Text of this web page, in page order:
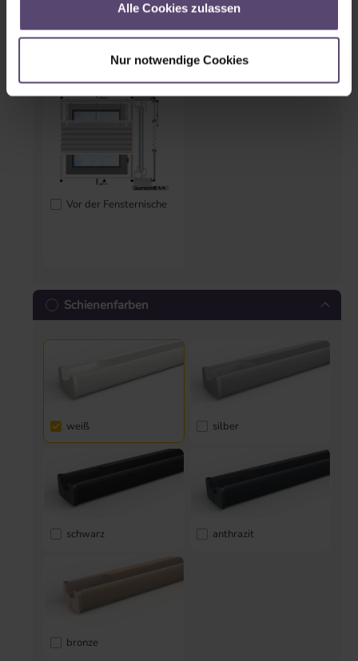
Alle Cookies zulassen
Nur notwendige Cookies
Auf dem Rahmen
mittels Klemmträger
(ohne Bohren)
In der Nische
Vor der Fensternische
Schienenfarben
weiß silber
schwarz anthrazit
bronze